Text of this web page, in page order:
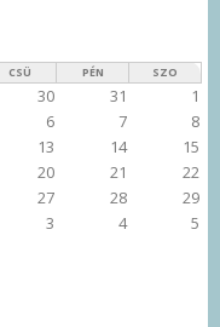
CSÜ PÉN SZO
30 31
1
6 7
8
13 14
15
20 21
22
27 28
29
3 4 5